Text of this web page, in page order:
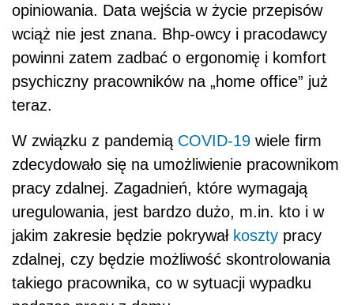
opiniowania. Data wejścia w życie przepisów
wciąż nie jest znana. Bhp-owcy i pracodawcy
powinni zatem zadbać o ergonomię i komfort
psychiczny pracowników na „home office” już
teraz.
W związku z pandemią COVID-19 wiele firm
zdecydowało się na umożliwienie pracownikom
pracy zdalnej. Zagadnień, które wymagają
uregulowania, jest bardzo dużo, m.in. kto i w
jakim zakresie będzie pokrywał koszty pracy
zdalnej, czy będzie możliwość skontrolowania
takiego pracownika, co w sytuacji wypadku